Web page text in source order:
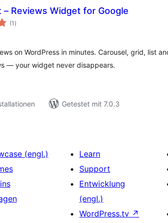
– Reviews Widget for Google
(1 Bewertungen
insgesamt
)
on WordPress in minutes. Carousel, grid, list
— your widget never disappears.
Getestet mit 7.0.3
(engl.)
Learn
Support
Entwicklung
(engl.)
WordPress.tv ↗